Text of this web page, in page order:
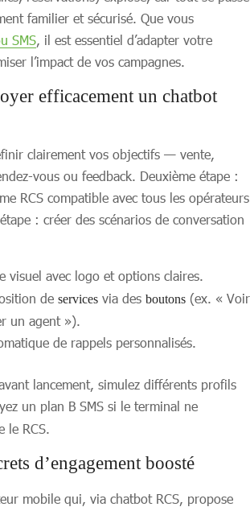
familier et sécurisé. Que vous
SMS, il est essentiel d’adapter votre
l’impact de vos campagnes.
efficacement un chatbot
clairement vos objectifs — vente,
vous ou feedback. Deuxième étape :
RCS compatible avec tous les opérateurs
: créer des scénarios de conversation
visuel avec logo et options claires.
de services via des boutons (ex. « Voir
un agent »).
de rappels personnalisés.
lancement, simulez différents profils
un plan B SMS si le terminal ne
le RCS.
d’engagement boosté
mobile qui, via chatbot RCS, propose